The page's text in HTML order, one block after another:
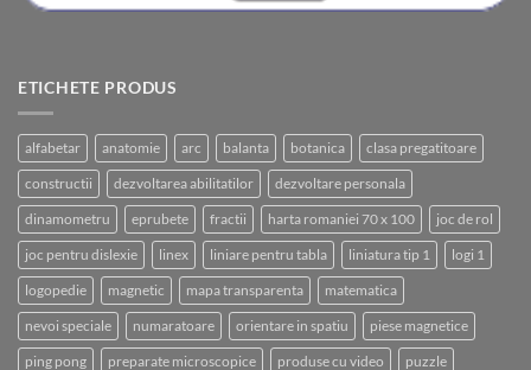
ETICHETE PRODUS
alfabetar anatomie arc balanta botanica clasa pregatitoare
constructii dezvoltarea abilitatilor dezvoltare personala
dinamometru eprubete fractii harta romaniei 70 x 100 joc de rol
joc pentru dislexie linex liniare pentru tabla liniatura tip 1 logi 1
logopedie magnetic mapa transparenta matematica
nevoi speciale numaratoare orientare in spatiu piese magnetice
ping pong preparate microscopice produse cu video puzzle